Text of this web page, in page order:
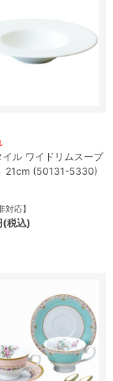
イル ワイドリムスープ
21cm (50131-5330)
対応】
税込)